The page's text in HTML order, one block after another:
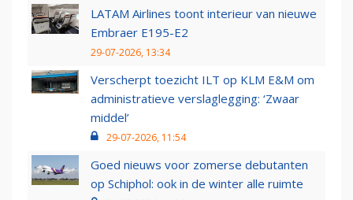
LATAM Airlines toont interieur van nieuwe
Embraer E195-E2
29-07-2026, 13:34
Verscherpt toezicht ILT op KLM E&M om
administratieve verslaglegging: ‘Zwaar
middel’
29-07-2026, 11:54
Goed nieuws voor zomerse debutanten
op Schiphol: ook in de winter alle ruimte